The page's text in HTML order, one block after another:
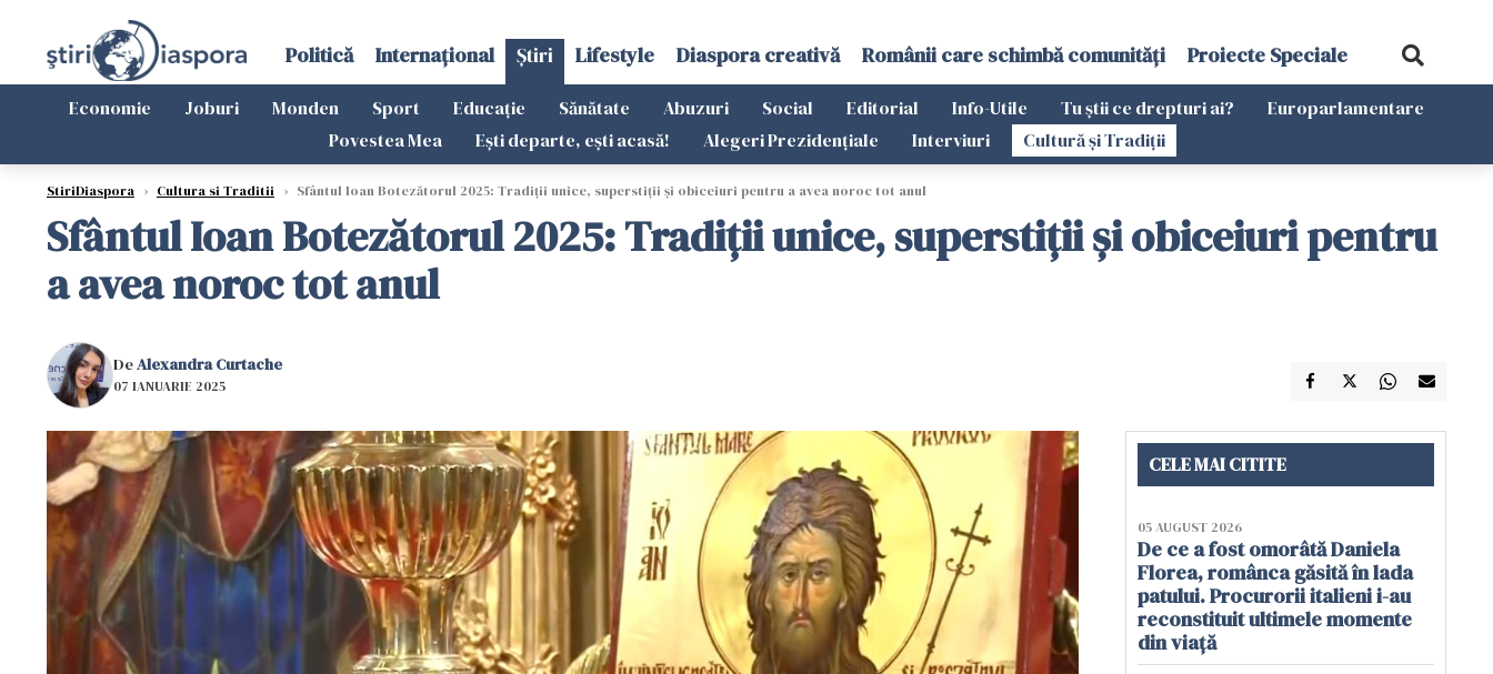
Politică Internațional Știri Lifestyle Diaspora creativă Românii care schimbă comunități Proiecte Speciale
Economie Joburi Monden Sport Educație Sănătate Abuzuri Social Editorial Info-Utile Tu știi ce drepturi ai?
Europarlamentare
Povestea Mea
Ești departe, ești acasă! Alegeri Prezidențiale Interviuri Cultură și Tradiții
StiriDiaspora › Cultura si Traditii › Sfântul Ioan Botezătorul 2025: Tradiții unice, superstiții și obiceiuri pentru a avea noroc tot anul
Sfântul Ioan Botezătorul 2025: Tradiții unice, superstiții și obiceiuri pentru
a avea noroc tot anul
DeAlexandra Curtache
07 IANUARIE 2025
CELE MAI CITITE
05 AUGUST 2026
De ce a fost omorâtă Daniela
Florea, românca găsită în lada
patului. Procurorii italieni i-au
reconstituit ultimele momente
din viață